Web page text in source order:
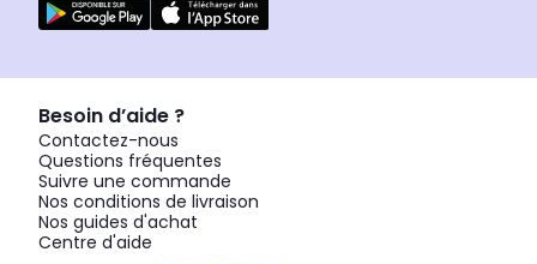
Besoin d’aide ?
Contactez-nous
Questions fréquentes
Suivre une commande
Nos conditions de livraison
Nos guides d'achat
Centre d'aide